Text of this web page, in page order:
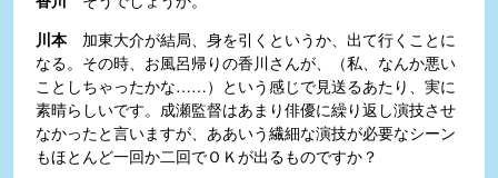
川本加東大介が結局、身を引くというか、出て行くことに
なる。その時、お風呂帰りの香川さんが、（私、なんか悪い
ことしちゃったかな……）という感じで見送るあたり、実に
素晴らしいです。成瀬監督はあまり俳優に繰り返し演技させ
なかったと言いますが、ああいう繊細な演技が必要なシーン
もほとんど一回か二回でＯＫが出るものですか？